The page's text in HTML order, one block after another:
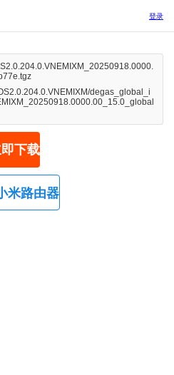
登录
degas_global_i
下载
米路由器